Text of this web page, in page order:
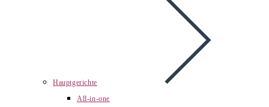
Hauptgerichte
All-in-one